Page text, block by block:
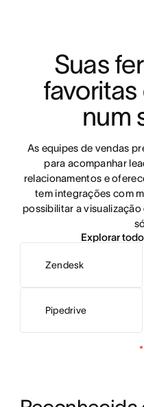
Suas
num
As equipes de vendas
para acompanhar
relacionamentos e
tem integrações com
possibilitar a
Explorar
Zendesk
Pipedrive